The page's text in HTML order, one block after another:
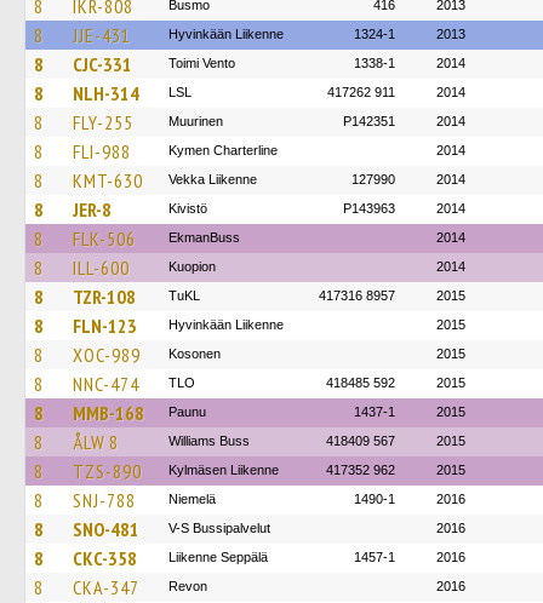
8 IKR-808 Busmo 416 2013
8 JJE-431 Hyvinkään Liikenne 1324-1 2013
8 CJC-331 Toimi Vento 1338-1 2014
8 NLH-314 LSL 417262 911 2014
8 FLY-255 Muurinen P142351 2014
8 FLI-988 Kymen Charterline 2014
8 KMT-630 Vekka Liikenne 127990 2014
8 JER-8 Kivistö P143963 2014
8 FLK-506 EkmanBuss 2014
8 ILL-600 Kuopion 2014
8 TZR-108 TuKL 417316 8957 2015
8 FLN-123 Hyvinkään Liikenne 2015
8 XOC-989 Kosonen 2015
8 NNC-474 TLO 418485 592 2015
8 MMB-168 Paunu 1437-1 2015
8 ÅLW 8 Williams Buss 418409 567 2015
8 TZS-890 Kylmäsen Liikenne 417352 962 2015
8 SNJ-788 Niemelä 1490-1 2016
8 SNO-481 V-S Bussipalvelut 2016
8 CKC-358 Liikenne Seppälä 1457-1 2016
8 CKA-347 Revon 2016